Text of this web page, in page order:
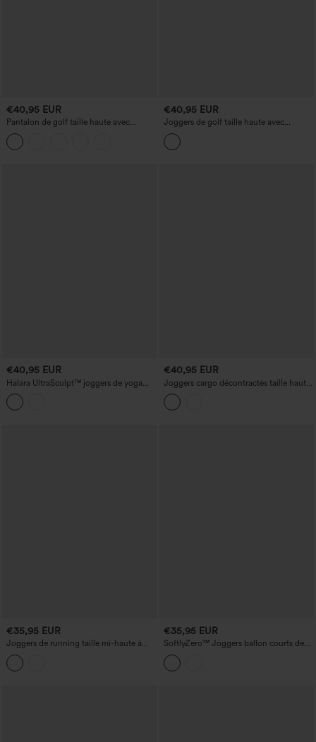
€40,95 EUR
Pantalon de golf taille haute avec
poches à cordon, séchage rapide, coupe
fuselée — poche pour tee de golf
€40,95 EUR
Joggers de golf taille haute avec
poches, à séchage rapide - T-shirt de
golf avec poche - UPF40+
€40,95 EUR
Halara UltraSculpt™ joggers de yoga
taille haute à effet gainant pour le
ventre, avec poches
€40,95 EUR
Joggers cargo décontractés taille haute,
à smocks, effet lin, avec poches
€35,95 EUR
Joggers de running taille mi-haute à
cordon de serrage avec poches
€35,95 EUR
SoftlyZero™ Joggers ballon courts de
danse, taille haute, effet ventre plat,
avec poches